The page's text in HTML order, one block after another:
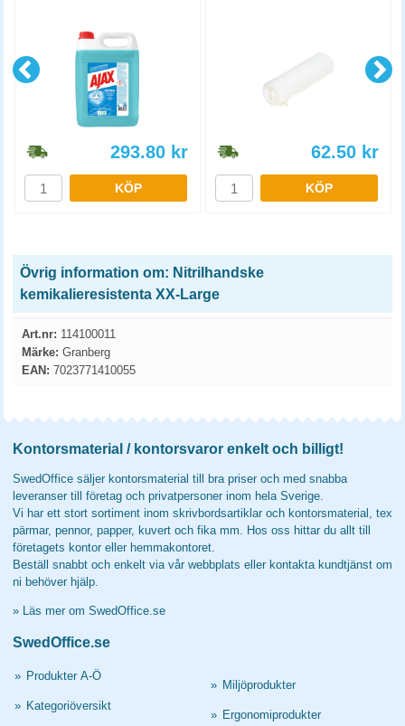
293.80 kr
KÖP
62.50 kr
KÖP
Övrig information om: Nitrilhandske
kemikalieresistenta XX-Large
Art.nr: 114100011
Märke: Granberg
EAN: 7023771410055
Kontorsmaterial / kontorsvaror enkelt och billigt!
SwedOffice säljer kontorsmaterial till bra priser och med snabba
leveranser till företag och privatpersoner inom hela Sverige.
Vi har ett stort sortiment inom skrivbordsartiklar och kontorsmaterial, tex
pärmar, pennor, papper, kuvert och fika mm. Hos oss hittar du allt till
företagets kontor eller hemmakontoret.
Beställ snabbt och enkelt via vår webbplats eller kontakta kundtjänst om
ni behöver hjälp.
» Läs mer om SwedOffice.se
SwedOffice.se
» Produkter A-Ö
» Kategoriöversikt
» Miljöprodukter
» Ergonomiprodukter